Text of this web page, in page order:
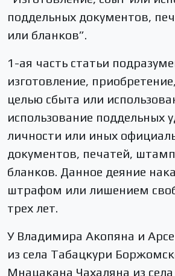
поддельных документов,
или бланков”.
1-ая часть статьи
изготовление,
целью сбыта или
использование поддельных
личности или иных
документов, печатей,
бланков. Данное деяние
штрафом или лишением
трех лет.
У Владимира Акопяна и
из села Табацкури
Мнацакана Чахаляна из